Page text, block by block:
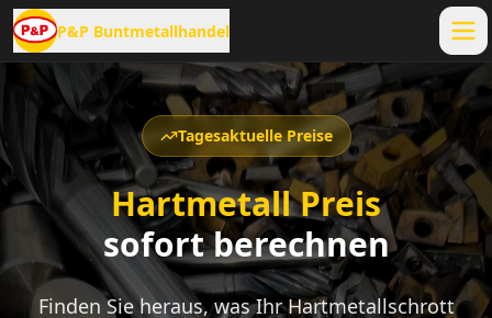
P&P Buntmetallhandel
Tagesaktuelle Preise
Hartmetall Preis
sofort berechnen
Finden Sie heraus, was Ihr Hartmetallschrott